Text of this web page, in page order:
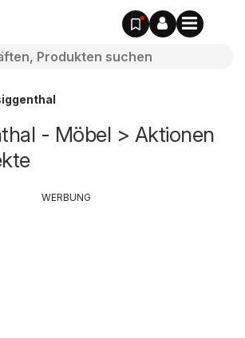
- Möbel > Aktionen
WERBUNG